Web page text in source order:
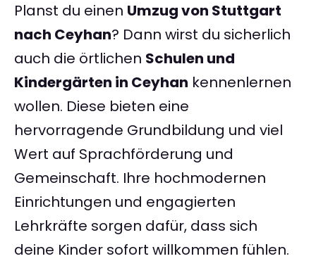
Planst du einen Umzug von Stuttgart
nach Ceyhan? Dann wirst du sicherlich
auch die örtlichen Schulen und
Kindergärten in Ceyhan kennenlernen
wollen. Diese bieten eine
hervorragende Grundbildung und viel
Wert auf Sprachförderung und
Gemeinschaft. Ihre hochmodernen
Einrichtungen und engagierten
Lehrkräfte sorgen dafür, dass sich
deine Kinder sofort willkommen fühlen.